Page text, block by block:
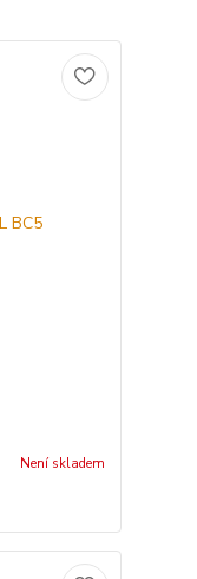
Není skladem